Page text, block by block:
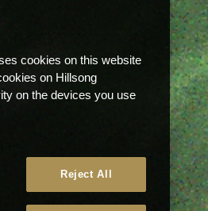
cookies on this website
on Hillsong
on the devices you use
Reject All